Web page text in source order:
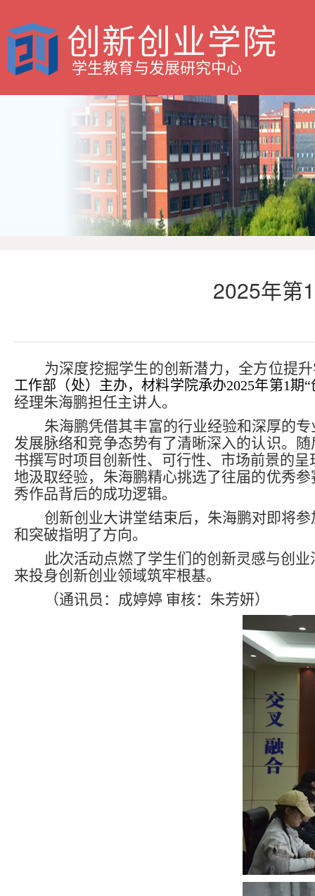
创新创业学院
学生教育与发展研究中心
2025年第
为深度挖掘学生的创新潜力，全方位提
工作部（处）主办，材料学院承办2025年第1期
经理朱海鹏担任主讲人。
朱海鹏凭借其丰富的行业经验和深厚的
发展脉络和竞争态势有了清晰深入的认识。
书撰写时项目创新性、可行性、市场前景的呈
地汲取经验，朱海鹏精心挑选了往届的优秀
秀作品背后的成功逻辑。
创新创业大讲堂结束后，朱海鹏对即将
和突破指明了方向。
此次活动点燃了学生们的创新灵感与创
来投身创新创业领域筑牢根基。
（通讯员：成婷婷 审核：朱芳妍）